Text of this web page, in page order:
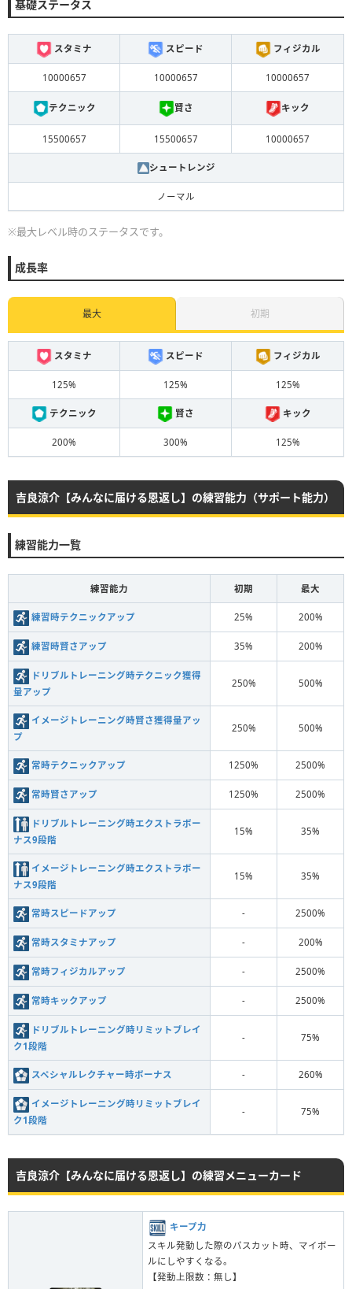
基礎ステータス
スタミナ スピード フィジカル
10000657 10000657 10000657
テクニック 賢さ キック
15500657 15500657 10000657
シュートレンジ
ノーマル
※最大レベル時のステータスです。
成長率
最大 初期
スタミナ スピード フィジカル
125% 125% 125%
テクニック 賢さ キック
200% 300% 125%
吉良涼介【みんなに届ける恩返し】の練習能力（サポート能力）
練習能力一覧
練習能力 初期 最大
練習時テクニックアップ 25% 200%
練習時賢さアップ 35% 200%
ドリブルトレーニング時テクニック獲得
量アップ
250% 500%
イメージトレーニング時賢さ獲得量アッ
プ
250% 500%
常時テクニックアップ 1250% 2500%
常時賢さアップ 1250% 2500%
ドリブルトレーニング時エクストラボー
ナス9段階
15% 35%
イメージトレーニング時エクストラボー
ナス9段階
15% 35%
常時スピードアップ - 2500%
常時スタミナアップ - 200%
常時フィジカルアップ - 2500%
常時キックアップ - 2500%
ドリブルトレーニング時リミットブレイ
ク1段階
- 75%
スペシャルレクチャー時ボーナス - 260%
イメージトレーニング時リミットブレイ
ク1段階
- 75%
吉良涼介【みんなに届ける恩返し】の練習メニューカード
キープ力
スキル発動した際のパスカット時、マイボー
ルにしやすくなる。
【発動上限数：無し】